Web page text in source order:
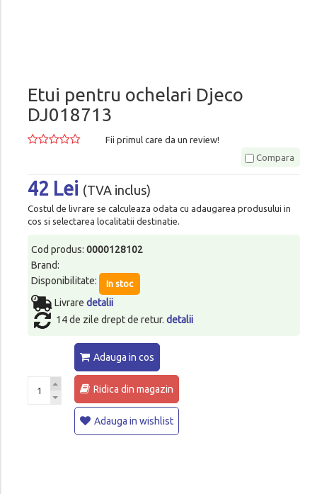
Etui pentru ochelari Djeco
DJ018713
Fii primul care da un review!
Compara
42 Lei (TVA inclus)
Costul de livrare se calculeaza odata cu adaugarea produsului in
cos si selectarea localitatii destinatie.
Cod produs: 0000128102
Brand:
Disponibilitate:
In stoc
Livrare detalii
14 de zile drept de retur. detalii
Adauga in cos
Ridica din magazin
Adauga in wishlist